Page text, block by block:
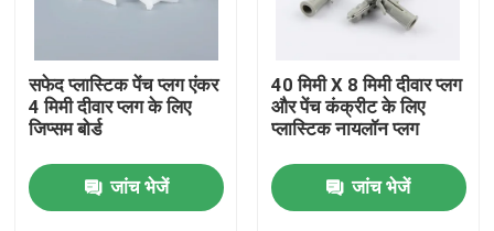
सफेद प्लास्टिक पेंच प्लग एंकर
4 मिमी दीवार प्लग के लिए
जिप्सम बोर्ड
जांच भेजें
40 मिमी X 8 मिमी दीवार प्लग
और पेंच कंक्रीट के लिए
प्लास्टिक नायलॉन प्लग
जांच भेजें